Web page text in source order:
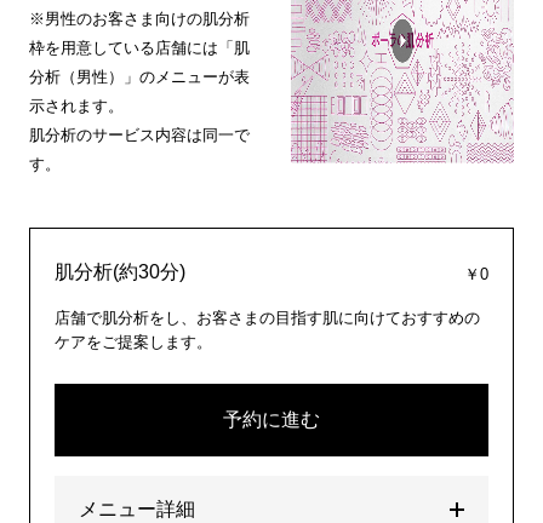
※男性のお客さま向けの肌分析
枠を用意している店舗には「肌
分析（男性）」のメニューが表
示されます。
肌分析のサービス内容は同一で
す。
肌分析(約30分) ￥0
店舗で肌分析をし、お客さまの目指す肌に向けておすすめの
ケアをご提案します。
予約に進む
メニュー詳細